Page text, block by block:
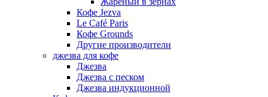
Кофе Jezva
Le Café Paris
Кофе Grounds
Другие производители
джезва для кофе
Джезва
Джезва с песком
Джезва индукционной